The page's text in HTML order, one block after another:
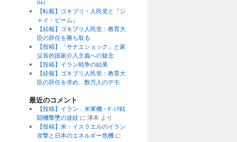
04）
【転載】ゴキブリ・人民党と『ジ
ャイ・ビーム』
【続報】ゴキブリ人民党：教育大
臣の辞任を勝ち取る
【投稿】「サナエショック」と家
父長的国家介入主義への疑念
【投稿】イラン戦争の結果
【続報】ゴキブリ人民党：教育大
臣の辞任を求め、数万人のデモ
最近のコメント
【投稿】イラン：米軍機・F-15戦
闘機撃墜の波紋に 津本より
【投稿】米・イスラエルのイラン
攻撃と日本のエネルギー危機に